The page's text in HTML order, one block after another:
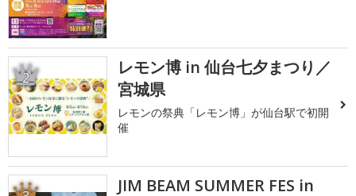
2
レモン博 in 仙台七夕まつり／
宮城県
レモンの祭典「レモン博」が仙台駅で初開
催
JIM BEAM SUMMER FES in